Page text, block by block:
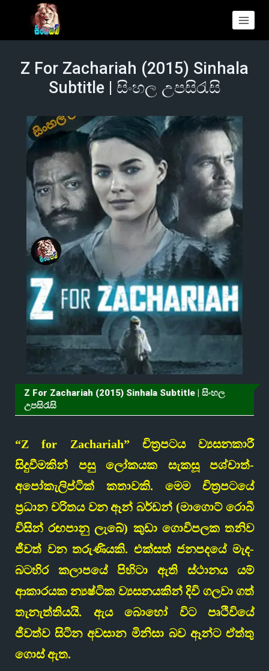
Z For Zachariah (2015) Sinhala
Subtitle | සිංහල උපසිරැසි
Z For Zachariah (2015) Sinhala Subtitle | සිංහල
උපසිරැසි
“Z for Zachariah” චිත්‍රපටය ව්‍යසනකාරී
සිදුවීමකින් පසු ලෝකයක සැකසූ පශ්චාත්-
අපෝකැලිප්ටික් කතාවකි. මෙම චිත්‍රපටයේ
ප්‍රධාන චරිතය වන ඈන් බර්ඩන් (මාගොට් රොබී
විසින් රඟපානු ලැබේ) කුඩා ගොවිපලක තනිව
ජීවත් වන තරුණියකි. එක්සත් ජනපදයේ මැද-
බටහිර කලාපයේ පිහිටා ඇති ස්ථානය යම්
ආකාරයක න්‍යෂ්ටික ව්‍යසනයකින් දිවි ගලවා ගත්
තැනැත්තියයි. ඇය බොහෝ විට පෘථිවියේ
ජීවත්ව සිටින අවසාන මිනිසා බව ඈන්ට ඒත්තු
ගොස් ඇත.